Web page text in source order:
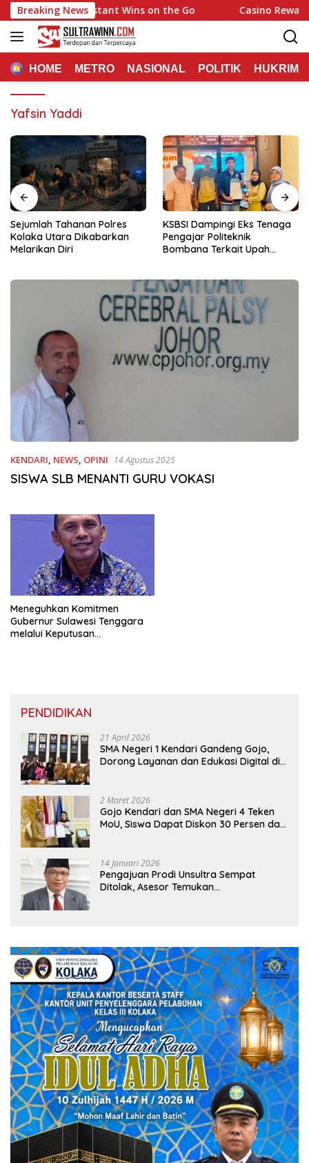
Langsung
ke
konten
Breaking News
Hits and Instant Wins on the Go Casino Rewards
HOME METRO NASIONAL POLITIK HUKRIM
Yafsin Yaddi
Sejumlah Tahanan Polres
Kolaka Utara Dikabarkan
Melarikan Diri
KSBSI Dampingi Eks Tenaga
Pengajar Politeknik
Bombana Terkait Upah
KENDARI, NEWS, OPINI 14 Agustus 2025
SISWA SLB MENANTI GURU VOKASI
Meneguhkan Komitmen
Gubernur Sulawesi Tenggara
melalui Keputusan
PENDIDIKAN
21 April 2026
SMA Negeri 1 Kendari Gandeng Gojo,
Dorong Layanan dan Edukasi Digital di
2 Maret 2026
Gojo Kendari dan SMA Negeri 4 Teken
MoU, Siswa Dapat Diskon 30 Persen dan
14 Januari 2026
Pengajuan Prodi Unsultra Sempat
Ditolak, Asesor Temukan